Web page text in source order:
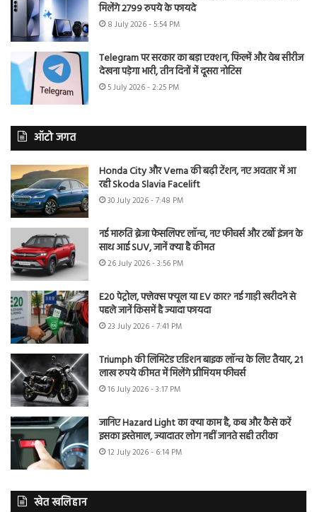
मिलेंगे 2799 रुपये के फायदे
8 July 2026 - 5:54 PM
Telegram पर सरकार का बड़ा एक्शन, फिल्में और वेब सीरीज
देखना पड़ेगा भारी, तीन दिनों में दूसरा नोटिस
5 July 2026 - 2:25 PM
ऑटो जगत
Honda City और Verna की बढ़ी टेंशन, नए अवतार में आ
रही Skoda Slavia Facelift
30 July 2026 - 7:48 PM
नई मारुति ब्रेजा फेसलिफ्ट लॉन्च, नए फीचर्स और टर्बो इंजन के
साथ आई SUV, जानें क्या है कीमत
26 July 2026 - 3:56 PM
E20 पेट्रोल, फ्लेक्स फ्यूल या EV कार? नई गाड़ी खरीदने से
पहले जानें किसमें है ज्यादा फायदा
23 July 2026 - 7:41 PM
Triumph की लिमिटेड एडिशन बाइक लॉन्च के लिए तैयार, 21
लाख रुपये कीमत में मिलेंगे प्रीमियम फीचर्स
16 July 2026 - 3:17 PM
जानिए Hazard Light का क्या काम है, कब और कैसे करें
इसका इस्तेमाल, ज्यादातर लोग नहीं जानते सही तरीका
12 July 2026 - 6:14 PM
खेत खलिहान